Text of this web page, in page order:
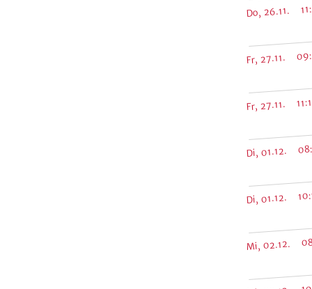
Do, 26.11.
Fr, 27.11.
Fr, 27.11.
Di, 01.12.
Di, 01.12.
Mi, 02.12.